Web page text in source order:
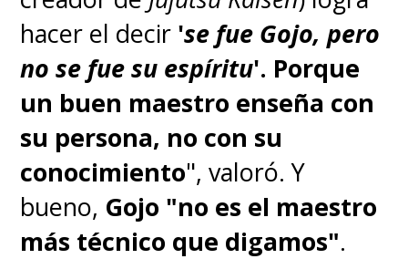
hacer el decir 'se fue Gojo, pero
no se fue su espíritu'. Porque
un buen maestro enseña con
su persona, no con su
conocimiento", valoró. Y
bueno, Gojo "no es el maestro
más técnico que digamos".